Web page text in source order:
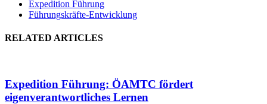
Expedition Führung
Führungskräfte-Entwicklung
RELATED ARTICLES
Expedition Führung: ÖAMTC fördert
eigenverantwortliches Lernen